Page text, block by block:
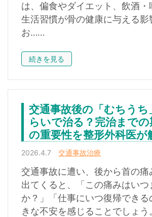
は、偏食やダイエット、飲酒・
生活習慣が骨の健康に与える影
お……
続きを見る
交通事故後の「むちうち
らいで治る？完治まで
の重要性を整形外科医が
2026.4.7 交通事故治療
交通事故に遭い、後から首の
出てくると、「この痛みはいつ
か？」「仕事にいつ復帰できる
きな不安を感じることでしょう